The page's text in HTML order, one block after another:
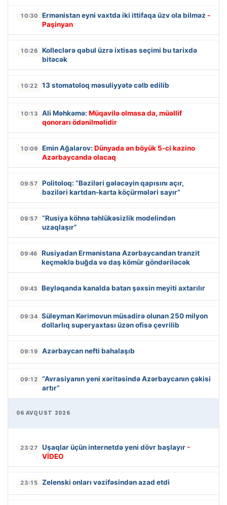
10:30 Ermənistan eyni vaxtda iki ittifaqa üzv ola bilməz -
Paşinyan
10:26
Kolleclərə qəbul üzrə ixtisas seçimi bu tarixdə
bitəcək
10:22 13 stomatoloq məsuliyyətə cəlb edilib
10:13 Ali Məhkəmə: Müqavilə olmasa da, müəllif
qonorarı ödənilməlidir
10:09 Emin Ağalarov: Dünyada ən böyük 5-ci kazino
Azərbaycanda olacaq
09:57
Politoloq: “Bəziləri gələcəyin qapısını açır,
bəziləri kartdan-karta köçürmələri sayır”
09:57
“Rusiya köhnə təhlükəsizlik modelindən
uzaqlaşır”
09:46
Rusiyadan Ermənistana Azərbaycandan tranzit
keçməklə buğda və daş kömür göndəriləcək
09:43 Beyləqanda kanalda batan şəxsin meyiti axtarılır
09:34 Süleyman Kərimovun müsadirə olunan 250 milyon
dollarlıq superyaxtası üzən ofisə çevrilib
09:19 Azərbaycan nefti bahalaşıb
09:12
“Avrasiyanın yeni xəritəsində Azərbaycanın çəkisi
artır”
06 AVQUST 2026
23:27 Uşaqlar üçün internetdə yeni dövr başlayır -
VİDEO
23:15 Zelenski onları vəzifəsindən azad etdi